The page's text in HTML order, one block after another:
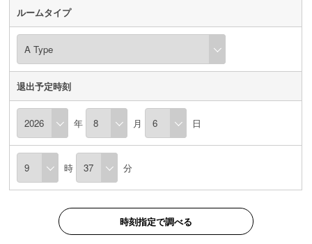
ルームタイプ
退出予定時刻
年 月 日
時 分
時刻指定で調べる